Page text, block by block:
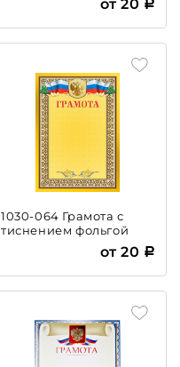
от 20
1030-064 Грамота с
тиснением фольгой
от 20